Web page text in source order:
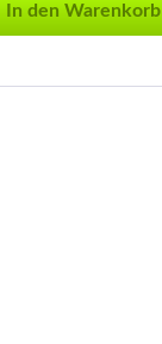
In den Warenkorb